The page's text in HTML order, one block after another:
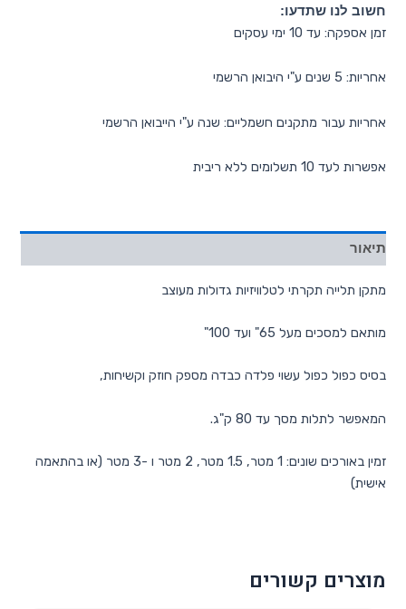
חשוב לנו שתדעו:
זמן אספקה: עד 10 ימי עסקים
אחריות: 5 שנים ע"י היבואן הרשמי
אחריות עבור מתקנים חשמליים: שנה ע"י הייבואן הרשמי
אפשרות לעד 10 תשלומים ללא ריבית
תיאור
מתקן תלייה תקרתי לטלוויזיות גדולות מעוצב
מותאם למסכים מעל 65" ועד 100"
בסיס כפול כפול עשוי פלדה כבדה מספק חוזק וקשיחות,
המאפשר לתלות מסך עד 80 ק"ג.
זמין באורכים שונים: 1 מטר, 1.5 מטר, 2 מטר ו -3 מטר (או בהתאמה
אישית)
מוצרים קשורים